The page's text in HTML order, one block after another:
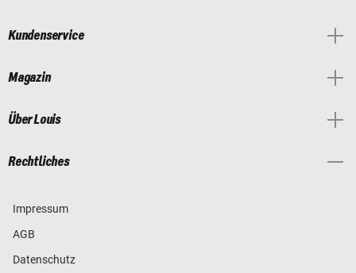
Kundenservice
Magazin
Über Louis
Rechtliches
Impressum
AGB
Datenschutz